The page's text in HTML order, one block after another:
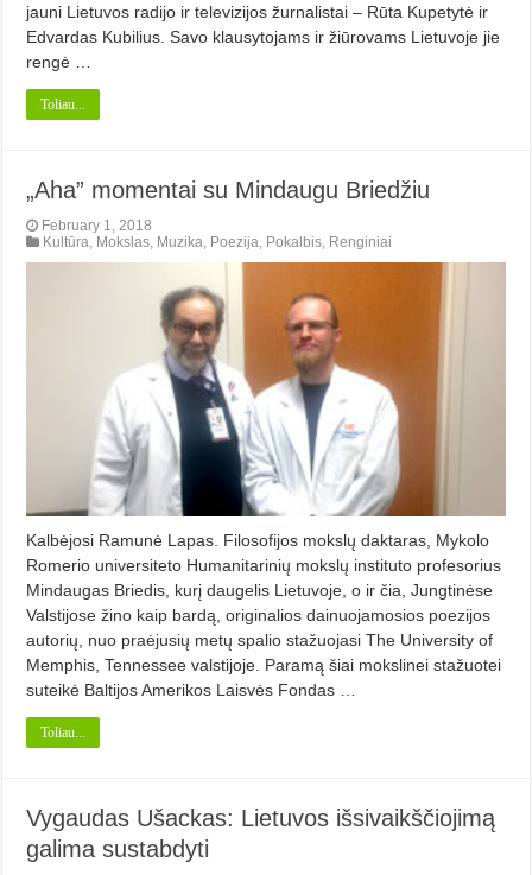
jauni Lietuvos radijo ir televizijos žurnalistai – Rūta Kupetytė ir
Edvardas Kubilius. Savo klausytojams ir žiūrovams Lietuvoje jie
rengė …
Toliau...
„Aha” momentai su Mindaugu Briedžiu
February 1, 2018
Kultūra Mokslas Muzika Poezija Pokalbis Renginiai
Kalbėjosi Ramunė Lapas. Filosofijos mokslų daktaras, Mykolo
Romerio universiteto Humanitarinių mokslų instituto profesorius
Mindaugas Briedis, kurį daugelis Lietuvoje, o ir čia, Jungtinėse
Valstijose žino kaip bardą, originalios dainuojamosios poezijos
autorių, nuo praėjusių metų spalio stažuojasi The University of
Memphis, Tennessee valstijoje. Paramą šiai mokslinei stažuotei
suteikė Baltijos Amerikos Laisvės Fondas …
Toliau...
Vygaudas Ušackas: Lietuvos išsivaikščiojimą
galima sustabdyti